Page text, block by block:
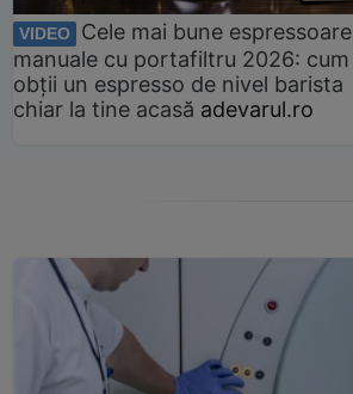
VIDEO
Cele mai bune espressoare
manuale cu portafiltru 2026: cum
obții un espresso de nivel barista
chiar la tine acasă adevarul.ro